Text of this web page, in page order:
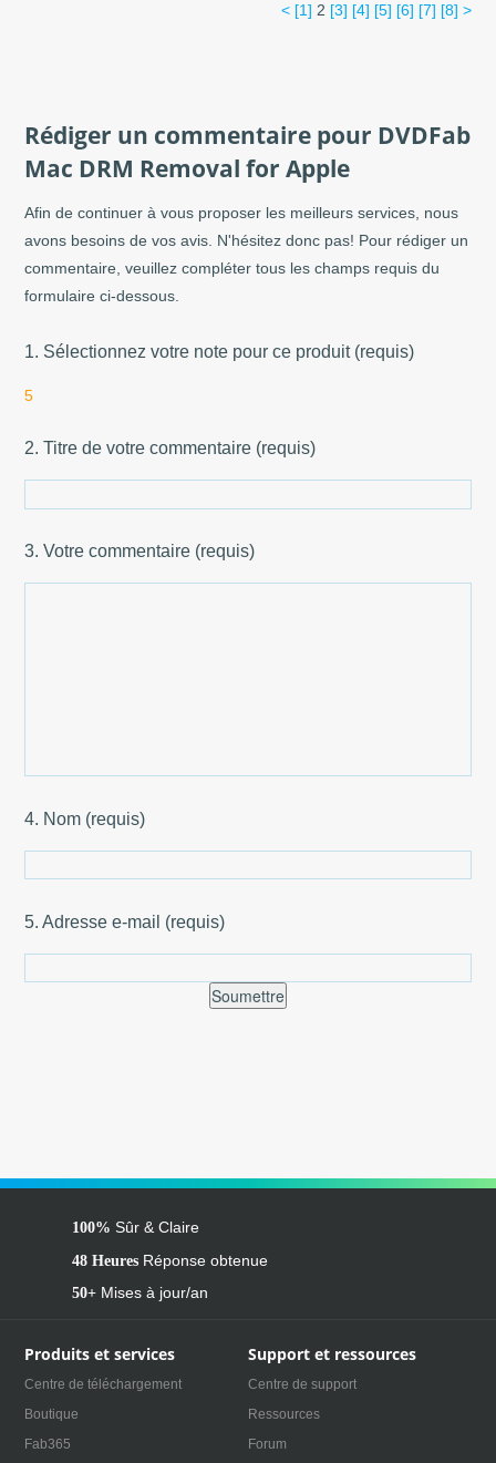
< [1] 2 [3] [4] [5] [6] [7] [8] >
Rédiger un commentaire pour DVDFab
Mac DRM Removal for Apple
Afin de continuer à vous proposer les meilleurs services, nous
avons besoins de vos avis. N'hésitez donc pas! Pour rédiger un
commentaire, veuillez compléter tous les champs requis du
formulaire ci-dessous.
1. Sélectionnez votre note pour ce produit (requis)
5
2. Titre de votre commentaire (requis)
3. Votre commentaire (requis)
4. Nom (requis)
5. Adresse e-mail (requis)
Soumettre
100% Sûr & Claire
48 Heures Réponse obtenue
50+ Mises à jour/an
Produits et services
Centre de téléchargement
Boutique
Fab365
Support et ressources
Centre de support
Ressources
Forum